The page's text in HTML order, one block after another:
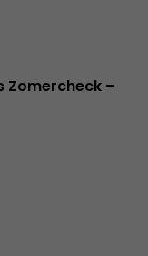
Zomercheck –